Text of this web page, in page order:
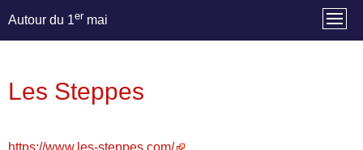
Autour du 1er mai
Les Steppes